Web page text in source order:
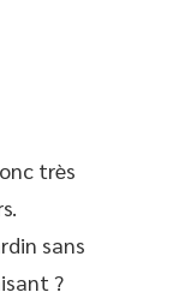
très
sans
?